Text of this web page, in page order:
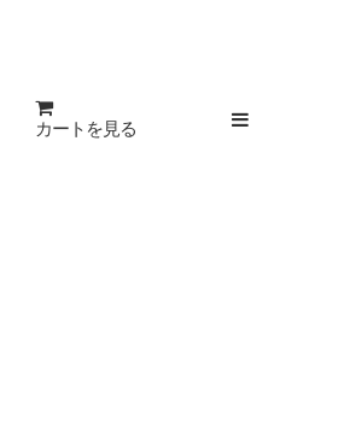
カートを見る